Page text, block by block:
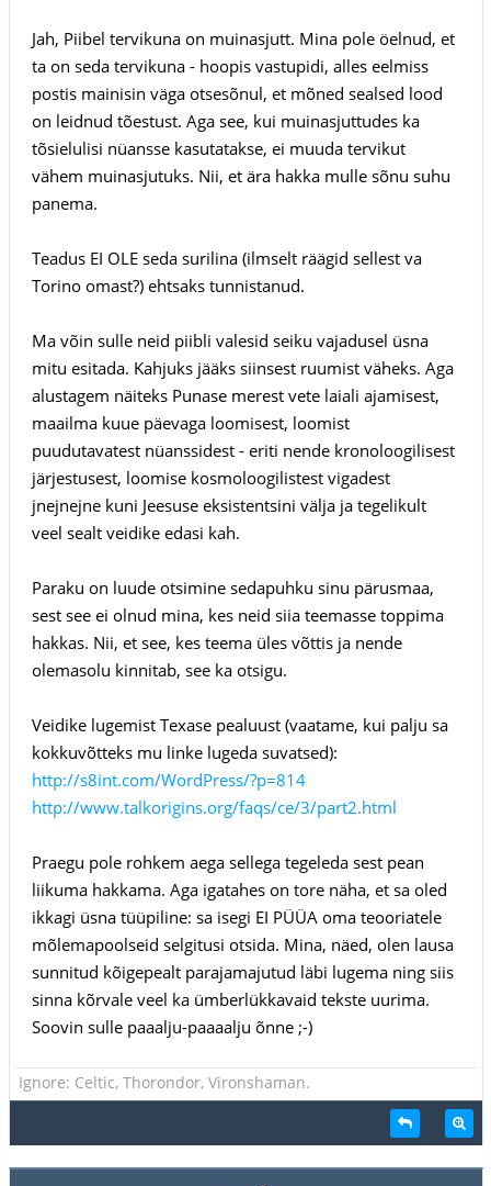
Jah, Piibel tervikuna on muinasjutt. Mina pole öelnud, et
ta on seda tervikuna - hoopis vastupidi, alles eelmiss
postis mainisin väga otsesõnul, et mõned sealsed lood
on leidnud tõestust. Aga see, kui muinasjuttudes ka
tõsielulisi nüansse kasutatakse, ei muuda tervikut
vähem muinasjutuks. Nii, et ära hakka mulle sõnu suhu
panema.
Teadus EI OLE seda surilina (ilmselt räägid sellest va
Torino omast?) ehtsaks tunnistanud.
Ma võin sulle neid piibli valesid seiku vajadusel üsna
mitu esitada. Kahjuks jääks siinsest ruumist väheks. Aga
alustagem näiteks Punase merest vete laiali ajamisest,
maailma kuue päevaga loomisest, loomist
puudutavatest nüanssidest - eriti nende kronoloogilisest
järjestusest, loomise kosmoloogilistest vigadest
jnejnejne kuni Jeesuse eksistentsini välja ja tegelikult
veel sealt veidike edasi kah.
Paraku on luude otsimine sedapuhku sinu pärusmaa,
sest see ei olnud mina, kes neid siia teemasse toppima
hakkas. Nii, et see, kes teema üles võttis ja nende
olemasolu kinnitab, see ka otsigu.
Veidike lugemist Texase pealuust (vaatame, kui palju sa
kokkuvõtteks mu linke lugeda suvatsed):
http://s8int.com/WordPress/?p=814
http://www.talkorigins.org/faqs/ce/3/part2.html
Praegu pole rohkem aega sellega tegeleda sest pean
liikuma hakkama. Aga igatahes on tore näha, et sa oled
ikkagi üsna tüüpiline: sa isegi EI PÜÜA oma teooriatele
mõlemapoolseid selgitusi otsida. Mina, näed, olen lausa
sunnitud kõigepealt parajamajutud läbi lugema ning siis
sinna kõrvale veel ka ümberlükkavaid tekste uurima.
Soovin sulle paaalju-paaaalju õnne ;-)
Ignore: Celtic, Thorondor, Vironshaman.